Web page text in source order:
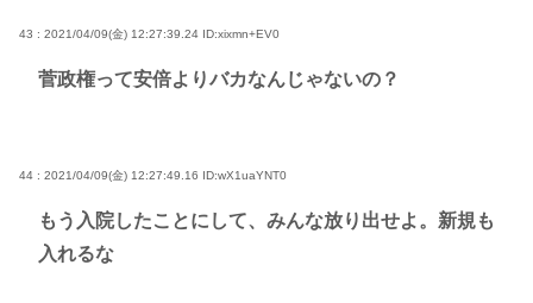
43 : 2021/04/09(金) 12:27:39.24 ID:xixmn+EV0
菅政権って安倍よりバカなんじゃないの？
44 : 2021/04/09(金) 12:27:49.16 ID:wX1uaYNT0
もう入院したことにして、みんな放り出せよ。新規も
入れるな